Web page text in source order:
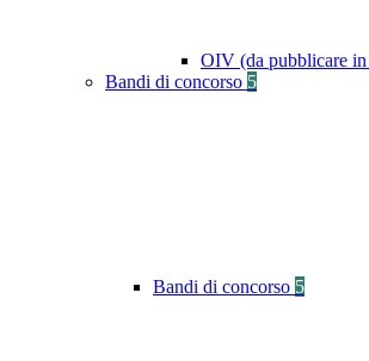
OIV (da pubblicare in
Bandi di concorso 5
Bandi di concorso 5